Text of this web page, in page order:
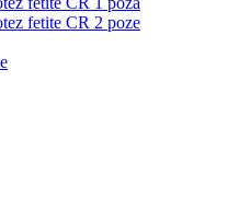
fetite CR 2 poze